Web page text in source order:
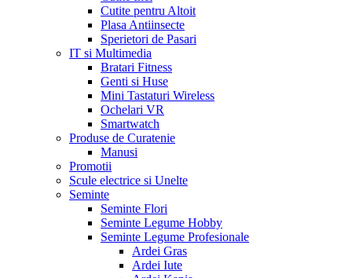
Cutite pentru Altoit
Plasa Antiinsecte
Sperietori de Pasari
IT si Multimedia
Bratari Fitness
Genti si Huse
Mini Tastaturi Wireless
Ochelari VR
Smartwatch
Produse de Curatenie
Manusi
Promotii
Scule electrice si Unelte
Seminte
Seminte Flori
Seminte Legume Hobby
Seminte Legume Profesionale
Ardei Gras
Ardei Iute